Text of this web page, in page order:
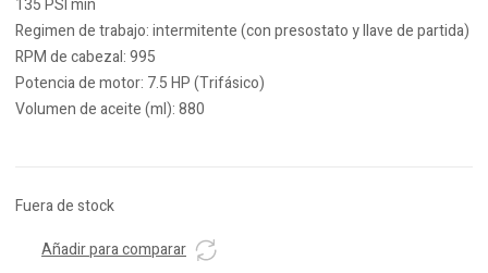
135 PSI min
Regimen de trabajo: intermitente (con presostato y llave de partida)
RPM de cabezal: 995
Potencia de motor: 7.5 HP (Trifásico)
Volumen de aceite (ml): 880
Fuera de stock
Añadir para comparar